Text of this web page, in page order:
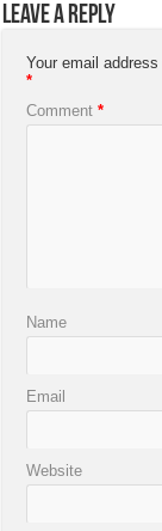
Leave a Reply
Your email
*
Comment*
Name
Email
Website